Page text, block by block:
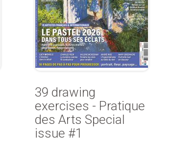
39 drawing
exercises - Pratique
des Arts Special
issue #1